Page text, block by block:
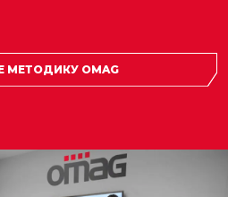
МЕТОДИКУ OMAG